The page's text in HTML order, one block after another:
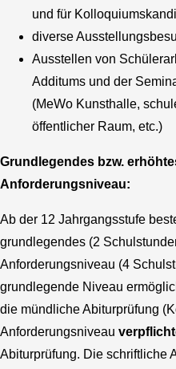
und für
diverse
Ausstellen von
Additums und der
(MeWo Kunsthalle,
öffentlicher Raum, etc.)
Grundlegendes bzw.
Anforderungsniveau:
Ab der 12 Jahrgangsstufe
grundlegendes (2
Anforderungsniveau (4
grundlegende Niveau
die mündliche Abiturprüfung
Anforderungsniveau
Abiturprüfung. Die schriftliche